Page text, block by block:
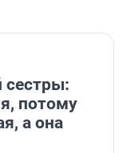
сестры:
потому
а она